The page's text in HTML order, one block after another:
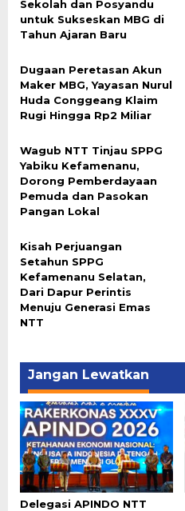
Sekolah dan Posyandu
untuk Sukseskan MBG di
Tahun Ajaran Baru
Dugaan Peretasan Akun
Maker MBG, Yayasan Nurul
Huda Conggeang Klaim
Rugi Hingga Rp2 Miliar
Wagub NTT Tinjau SPPG
Yabiku Kefamenanu,
Dorong Pemberdayaan
Pemuda dan Pasokan
Pangan Lokal
Kisah Perjuangan
Setahun SPPG
Kefamenanu Selatan,
Dari Dapur Perintis
Menuju Generasi Emas
NTT
Jangan Lewatkan
Delegasi APINDO NTT